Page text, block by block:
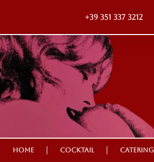
+39 351 337 3212
Home Cocktail Catering